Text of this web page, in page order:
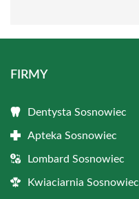
FIRMY
Dentysta Sosnowiec
Apteka Sosnowiec
Lombard Sosnowiec
Kwiaciarnia Sosnowiec